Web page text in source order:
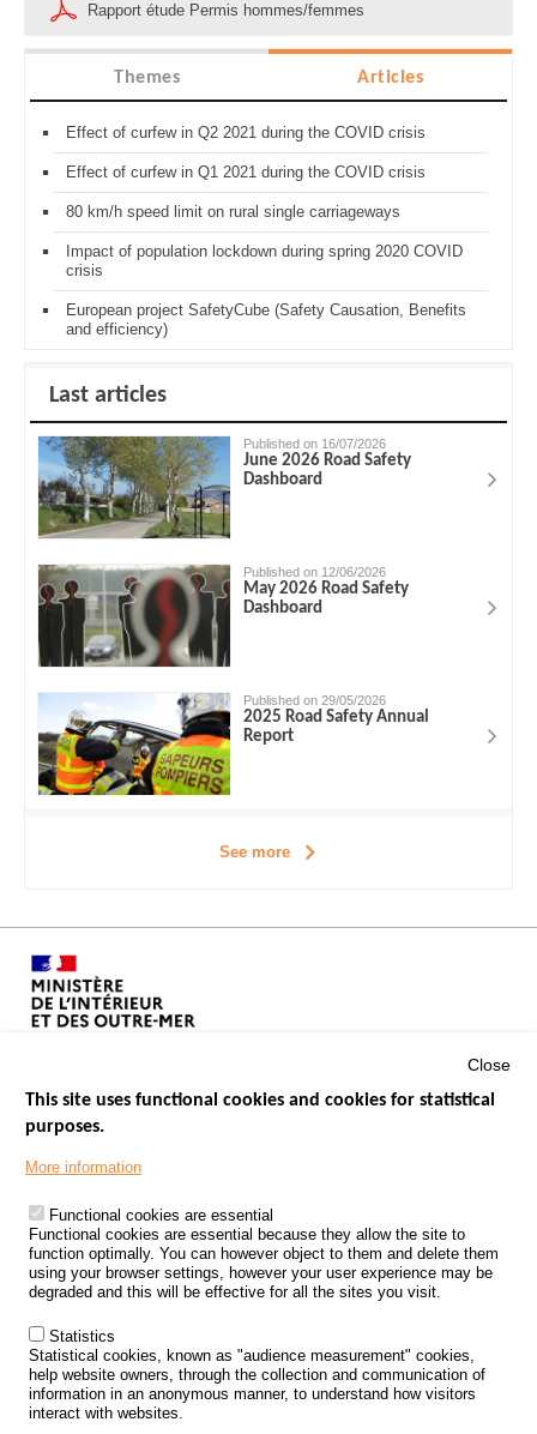
Rapport étude Permis hommes/femmes
Themes Articles
Effect of curfew in Q2 2021 during the COVID crisis
Effect of curfew in Q1 2021 during the COVID crisis
80 km/h speed limit on rural single carriageways
Impact of population lockdown during spring 2020 COVID
crisis
European project SafetyCube (Safety Causation, Benefits
and efficiency)
Last articles
Published on 16/07/2026
June 2026 Road Safety
Dashboard
Published on 12/06/2026
May 2026 Road Safety
Dashboard
Published on 29/05/2026
2025 Road Safety Annual
Report
See more
Footer
PROCESSING OF PERSONAL DATA FROM ROAD ACCIDENTS
KNOWLEDGE CENTRE
CALL FOR RESEARCH PROJECTS
ROAD SAFETY POLICY
Outils
EVENTS
Close
This site uses functional cookies and cookies for statistical
purposes.
More information
Functional cookies are essential
Functional cookies are essential because they allow the site to
function optimally. You can however object to them and delete them
using your browser settings, however your user experience may be
degraded and this will be effective for all the sites you visit.
Statistics
Statistical cookies, known as "audience measurement" cookies,
help website owners, through the collection and communication of
information in an anonymous manner, to understand how visitors
interact with websites.